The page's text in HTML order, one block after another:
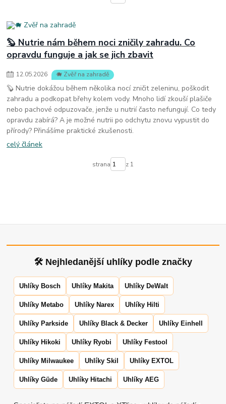
🦫 Nutrie nám během noci zničily zahradu. Co
opravdu funguje a jak se jich zbavit
12.05.2026 🐗 Zvěř na zahradě
🦫 Nutrie dokážou během několika nocí zničit zeleninu, poškodit
zahradu a podkopat břehy kolem vody. Mnoho lidí zkouší plašiče
nebo pachové odpuzovače, jenže u nutrií často nefungují. Co tedy
opravdu zabírá? A je možné nutrii po odchytu znovu vypustit do
přírody? Přinášíme praktické zkušenosti.
celý článek
strana z 1
🛠 Nejhledanější uhlíky podle značky
Uhlíky Bosch Uhlíky Makita Uhlíky DeWalt
Uhlíky Metabo Uhlíky Narex Uhlíky Hilti
Uhlíky Parkside Uhlíky Black & Decker Uhlíky Einhell
Uhlíky Hikoki Uhlíky Ryobi Uhlíky Festool
Uhlíky Milwaukee Uhlíky Skil Uhlíky EXTOL
Uhlíky Güde Uhlíky Hitachi Uhlíky AEG